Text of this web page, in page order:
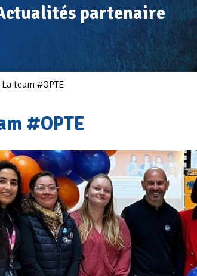
partenaire
La team #OPTE
#OPTE